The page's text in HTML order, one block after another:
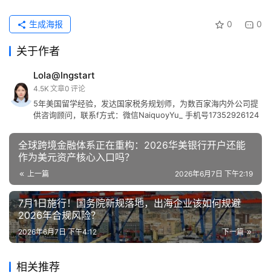
0 0
生成海报
关于作者
Lola@Ingstart
4.5K 文章0 评论
5年美国留学经验，发达国家税务规划师，为数百家海内外公司提
供咨询顾问，联系f方式：微信NaiquoyYu_ 手机号17352926124
全球跨境金融体系正在重构：2026华美银行开户还能
作为美元资产核心入口吗？
上一篇 2026年6月7日 下午2:19
7月1日施行！国务院新规落地，出海企业该如何规避
2026年合规风险？
下一篇
2026年6月7日 下午4:12
相关推荐